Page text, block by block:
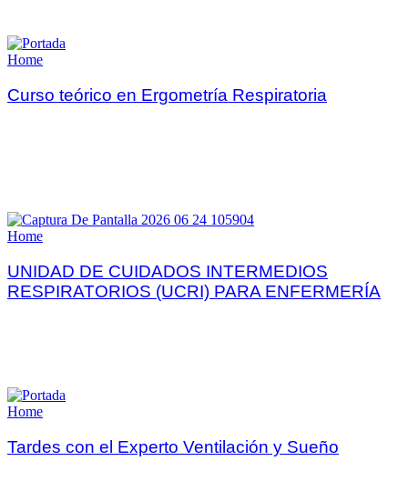
Home
Curso teórico en Ergometría Respiratoria
Home
UNIDAD DE CUIDADOS INTERMEDIOS
RESPIRATORIOS (UCRI) PARA ENFERMERÍA
Home
Tardes con el Experto Ventilación y Sueño